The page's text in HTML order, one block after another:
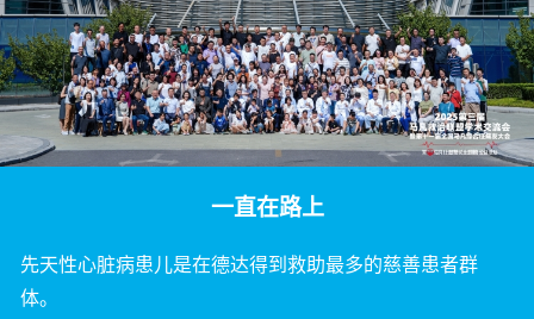
一直在路上
先天性心脏病患儿是在德达得到救助最多的慈善患者群
体。